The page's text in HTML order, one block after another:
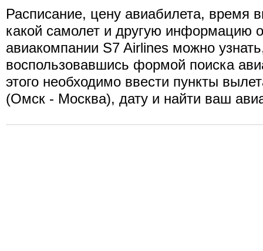
Расписание, цену авиабилета, время
какой самолет и другую информацию
авиакомпании S7 Airlines можно
воспользовавшись формой поиска
этого необходимо ввести пункты
(Омск - Москва), дату и найти ваш